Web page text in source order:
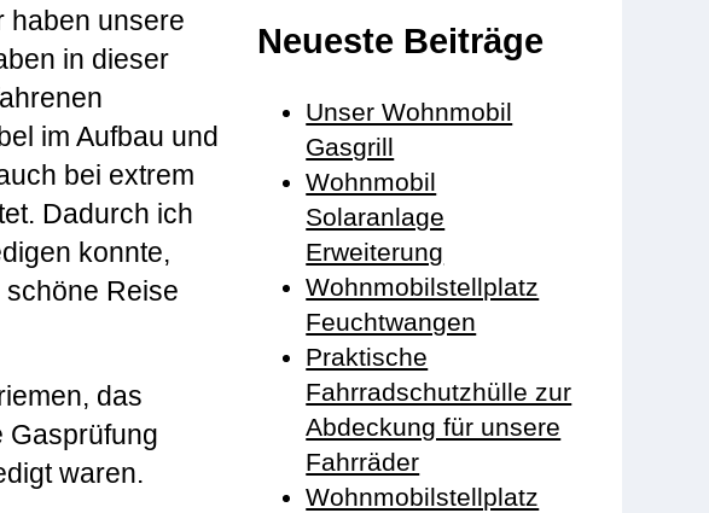
haben unsere
in dieser
im Aufbau und
bei extrem
Dadurch ich
konnte,
Reise
das
Gasprüfung
waren.
Neueste Beiträge
Unser Wohnmobil
Gasgrill
Wohnmobil
Solaranlage
Erweiterung
Wohnmobilstellplatz
Feuchtwangen
Praktische
Fahrradschutzhülle zur
Abdeckung für unsere
Fahrräder
Wohnmobilstellplatz